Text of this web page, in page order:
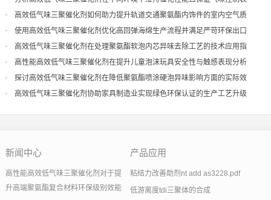
现
高效低气味三聚催化剂如何助力提升轨道交通聚氨酯内饰件的室内空气质
量
使用高效低气味三聚催化剂优化高回弹海绵生产流程并满足严苛环保出口
高效低气味三聚催化剂在处理聚氨酯软泡内芯异味去除工艺的技术应用指
导
高性能高效低气味三聚催化剂在提升儿童泡沫玩具安全性与触感表现分析
探讨高效低气味三聚催化剂在降低聚氨酯喷涂硬泡异味影响方面的实际效
果
高效低气味三聚催化剂协助家具制造业实现绿色环保认证的生产工艺升级
新闻中心
高性能高效低气味三聚催化剂对于提
升高端聚氨酯复合材料环保级别效能
产品应用
粘结力改善助剂nt add as3228.pdf
低游离度tdi三聚体的合成